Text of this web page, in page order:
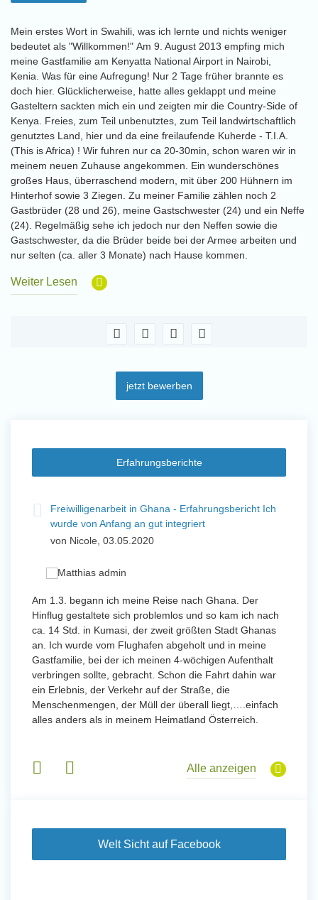
Mein erstes Wort in Swahili, was ich lernte und nichts weniger
bedeutet als "Willkommen!" Am 9. August 2013 empfing mich
meine Gastfamilie am Kenyatta National Airport in Nairobi,
Kenia. Was für eine Aufregung! Nur 2 Tage früher brannte es
doch hier. Glücklicherweise, hatte alles geklappt und meine
Gasteltern sackten mich ein und zeigten mir die Country-Side of
Kenya. Freies, zum Teil unbenutztes, zum Teil landwirtschaftlich
genutztes Land, hier und da eine freilaufende Kuherde - T.I.A.
(This is Africa) ! Wir fuhren nur ca 20-30min, schon waren wir in
meinem neuen Zuhause angekommen. Ein wunderschönes
großes Haus, überraschend modern, mit über 200 Hühnern im
Hinterhof sowie 3 Ziegen. Zu meiner Familie zählen noch 2
Gastbrüder (28 und 26), meine Gastschwester (24) und ein Neffe
(24). Regelmäßig sehe ich jedoch nur den Neffen sowie die
Gastschwester, da die Brüder beide bei der Armee arbeiten und
nur selten (ca. aller 3 Monate) nach Hause kommen.
Weiter Lesen
jetzt bewerben
Erfahrungsberichte
Freiwilligenarbeit in Ghana - Erfahrungsbericht Ich
wurde von Anfang an gut integriert
von Nicole, 03.05.2020
Am 1.3. begann ich meine Reise nach Ghana. Der
Hinflug gestaltete sich problemlos und so kam ich nach
ca. 14 Std. in Kumasi, der zweit größten Stadt Ghanas
an. Ich wurde vom Flughafen abgeholt und in meine
Gastfamilie, bei der ich meinen 4-wöchigen Aufenthalt
verbringen sollte, gebracht. Schon die Fahrt dahin war
ein Erlebnis, der Verkehr auf der Straße, die
Menschenmengen, der Müll der überall liegt,….einfach
alles anders als in meinem Heimatland Österreich.
Alle anzeigen
Welt Sicht auf Facebook